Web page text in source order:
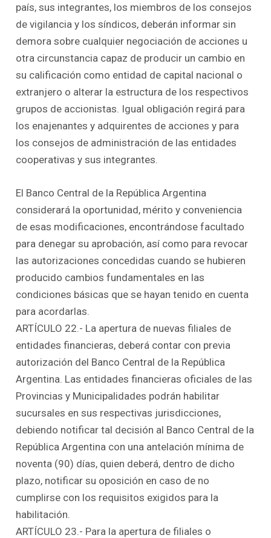
país, sus integrantes, los miembros de los consejos
de vigilancia y los síndicos, deberán informar sin
demora sobre cualquier negociación de acciones u
otra circunstancia capaz de producir un cambio en
su calificación como entidad de capital nacional o
extranjero o alterar la estructura de los respectivos
grupos de accionistas. Igual obligación regirá para
los enajenantes y adquirentes de acciones y para
los consejos de administración de las entidades
cooperativas y sus integrantes.
El Banco Central de la República Argentina
considerará la oportunidad, mérito y conveniencia
de esas modificaciones, encontrándose facultado
para denegar su aprobación, así como para revocar
las autorizaciones concedidas cuando se hubieren
producido cambios fundamentales en las
condiciones básicas que se hayan tenido en cuenta
para acordarlas.
ARTÍCULO 22.- La apertura de nuevas filiales de
entidades financieras, deberá contar con previa
autorización del Banco Central de la República
Argentina. Las entidades financieras oficiales de las
Provincias y Municipalidades podrán habilitar
sucursales en sus respectivas jurisdicciones,
debiendo notificar tal decisión al Banco Central de la
República Argentina con una antelación mínima de
noventa (90) días, quien deberá, dentro de dicho
plazo, notificar su oposición en caso de no
cumplirse con los requisitos exigidos para la
habilitación.
ARTÍCULO 23.- Para la apertura de filiales o